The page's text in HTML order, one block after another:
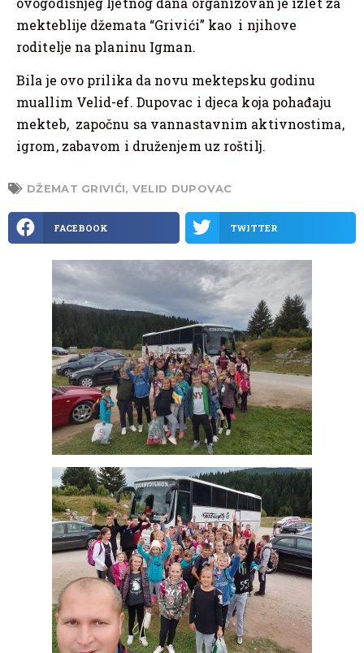
mekteblije džemata “Grivići” kao i njihove
roditelje na planinu Igman.
Bila je ovo prilika da novu mektepsku godinu
muallim Velid-ef. Dupovac i djeca koja pohađaju
mekteb, započnu sa vannastavnim aktivnostima,
igrom, zabavom i druženjem uz roštilj.
DŽEMAT GRIVIĆI, VELID DUPOVAC
FACEBOOK TWITTER